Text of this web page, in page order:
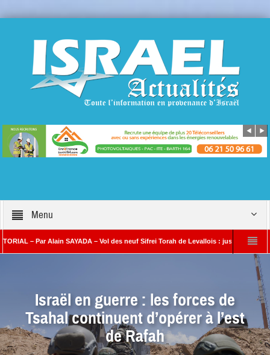
Menu
– Par Alain SAYADA – Vol des neuf Sifrei Torah de Levallois : jusqu’à quand le
Benjamin Netanyahou à l’Iran : « Si vous nous attaquez, notre
Israël en guerre : les forces de
Tsahal continuent d’opérer à l’est
de Rafah